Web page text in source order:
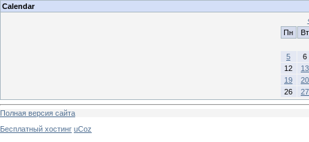
Calendar
Пн
Вт
5
6
12
13
19
20
26
27
Полная версия сайта
Бесплатный хостинг uCoz